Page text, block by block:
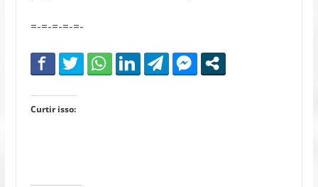
=-=-=-=-=-
Curtir isso: